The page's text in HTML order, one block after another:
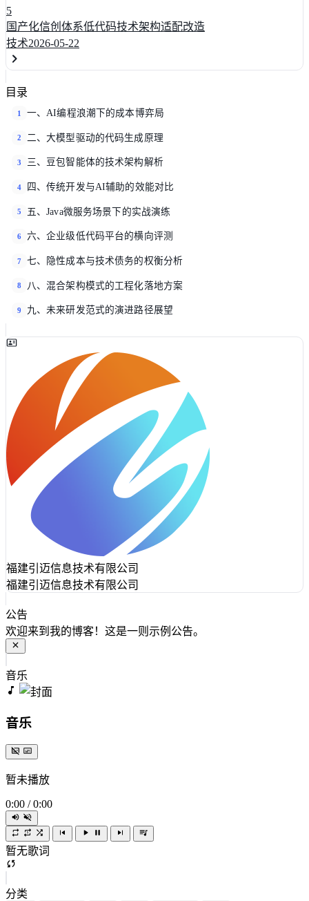
5
国产化信创体系低代码技术架构适配改造
技术2026-05-22
目录
1 一、AI编程浪潮下的成本博弈局
2 二、大模型驱动的代码生成原理
3 三、豆包智能体的技术架构解析
4 四、传统开发与AI辅助的效能对比
5 五、Java微服务场景下的实战演练
6 六、企业级低代码平台的横向评测
7 七、隐性成本与技术债务的权衡分析
8 八、混合架构模式的工程化落地方案
9 九、未来研发范式的演进路径展望
福建引迈信息技术有限公司
福建引迈信息技术有限公司
公告
欢迎来到我的博客！这是一则示例公告。
音乐
音乐
暂未播放
0:00 / 0:00
暂无歌词
分类